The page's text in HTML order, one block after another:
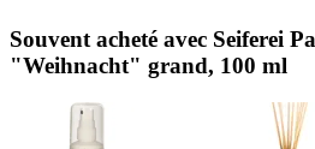
Souvent acheté avec Seiferei
"Weihnacht" grand, 100 ml